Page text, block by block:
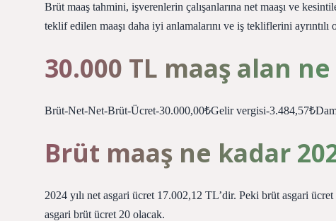
Brüt maaş tahmini, işverenlerin çalışanlarına net maaşı ve
teklif edilen maaşı daha iyi anlamalarını ve iş tekliflerini
30.000 TL maaş alan
Brüt-Net-Net-Brüt-Ücret-30.000,00₺Gelir vergisi-
Brüt maaş ne kadar
2024 yılı net asgari ücret 17.002,12 TL’dir. Peki brüt asgari
asgari brüt ücret 20 olacak.